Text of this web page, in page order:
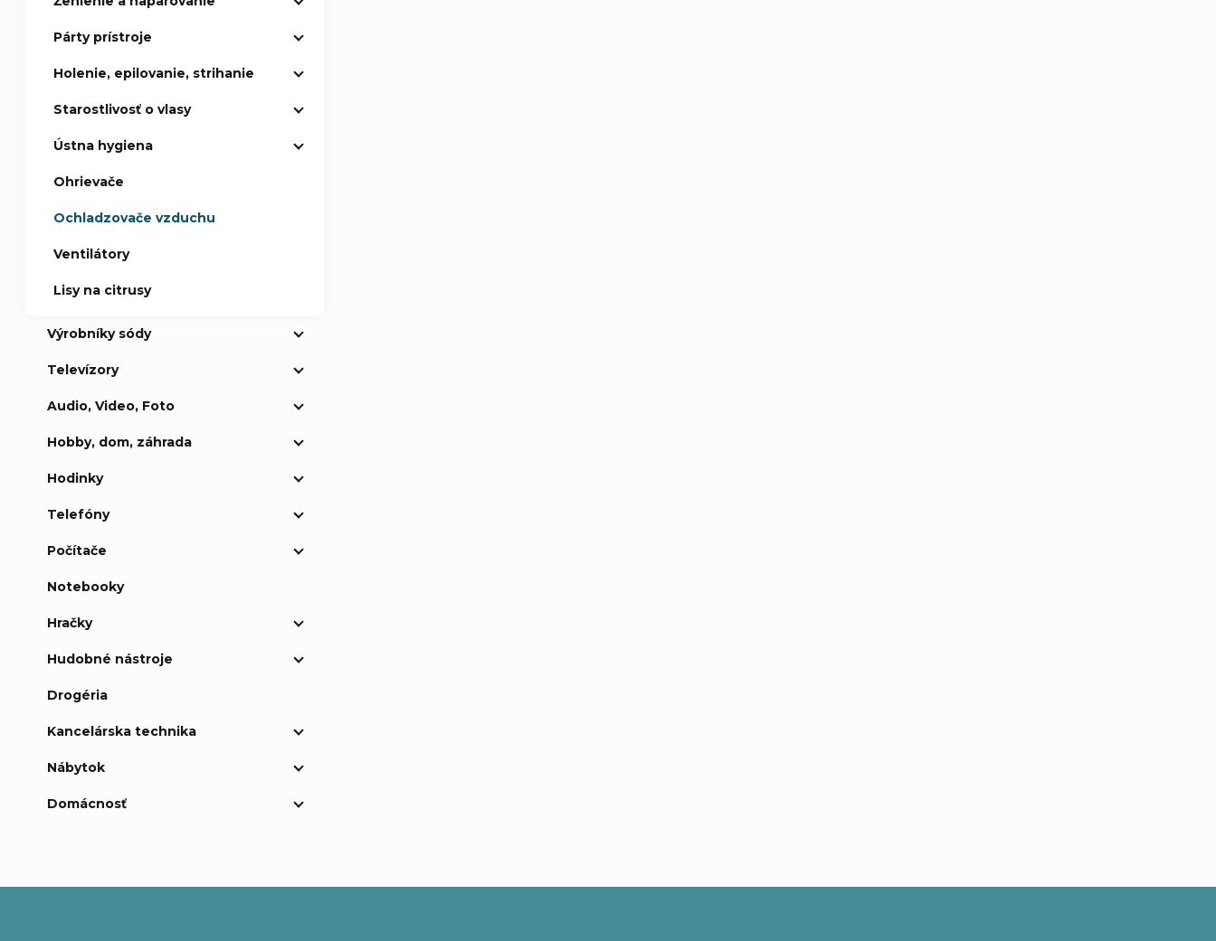
Párty prístroje
Holenie, epilovanie, strihanie
Starostlivosť o vlasy
Ústna hygiena
Ohrievače
Ochladzovače vzduchu
Ventilátory
Lisy na citrusy
Výrobníky sódy
Televízory
Audio, Video, Foto
Hobby, dom, záhrada
Hodinky
Telefóny
Počítače
Notebooky
Hračky
Hudobné nástroje
Drogéria
Kancelárska technika
Nábytok
Domácnosť